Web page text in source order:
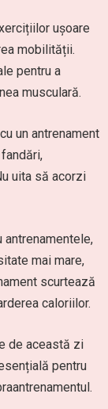
ușoare
mobilității.
pentru a
musculară.
un antrenament
uita să acorzi
antrenamentele,
mai mare,
scurtează
caloriilor.
de această zi
pentru